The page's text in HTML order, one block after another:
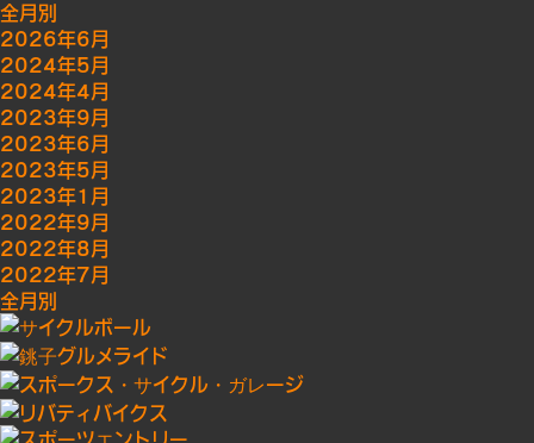
全月別
2026年6月
2024年5月
2024年4月
2023年9月
2023年6月
2023年5月
2023年1月
2022年9月
2022年8月
2022年7月
全月別